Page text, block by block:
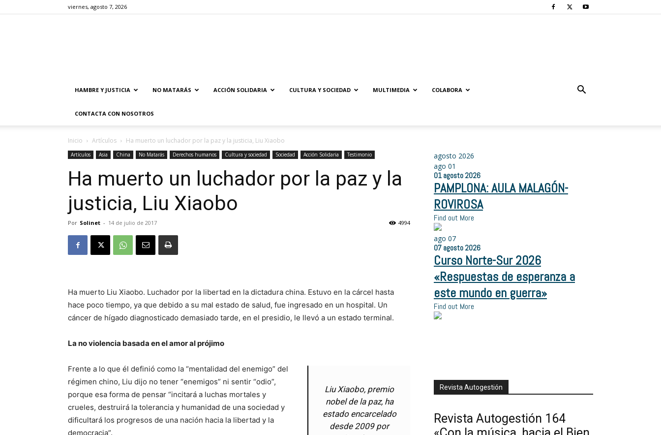
viernes, agosto 7, 2026
HAMBRE Y JUSTICIA NO MATARÁS ACCIÓN SOLIDARIA CULTURA Y SOCIEDAD MULTIMEDIA COLABORA
CONTACTA CON NOSOTROS
Inicio Artículos Ha muerto un luchador por la paz y la justicia, Liu Xiaobo
Artículos Asia China No Matarás Derechos humanos Cultura y sociedad Sociedad Acción Solidaria Testimonio
Ha muerto un luchador por la paz y la
justicia, Liu Xiaobo
Por Solinet - 14 de julio de 2017 4994
Ha muerto Liu Xiaobo. Luchador por la libertad en la dictadura china. Estuvo en la cárcel hasta
hace poco tiempo, ya que debido a su mal estado de salud, fue ingresado en un hospital. Un
cáncer de hígado diagnosticado demasiado tarde, en el presidio, le llevó a un estado terminal.
La no violencia basada en el amor al prójimo
Liu Xiaobo, premio
nobel de la paz, ha
estado encarcelado
desde 2009 por
Frente a lo que él definió como la “mentalidad del enemigo” del
régimen chino, Liu dijo no tener “enemigos” ni sentir “odio”,
porque esa forma de pensar “incitará a luchas mortales y
crueles, destruirá la tolerancia y humanidad de una sociedad y
dificultará los progresos de una nación hacia la libertad y la
democracia”.
agosto 2026
ago 01
01 agosto 2026
PAMPLONA: AULA MALAGÓN-
ROVIROSA
Find out More
ago 07
07 agosto 2026
Curso Norte-Sur 2026
«Respuestas de esperanza a
este mundo en guerra»
Find out More
Revista Autogestión
Revista Autogestión 164